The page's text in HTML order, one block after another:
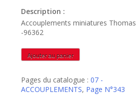
Description :
Accouplements miniatures Thomas
-96362
quantité
de
Ajouter au panier
Pages du catalogue :07 -
ACCOUPLEMENTS, Page N°343